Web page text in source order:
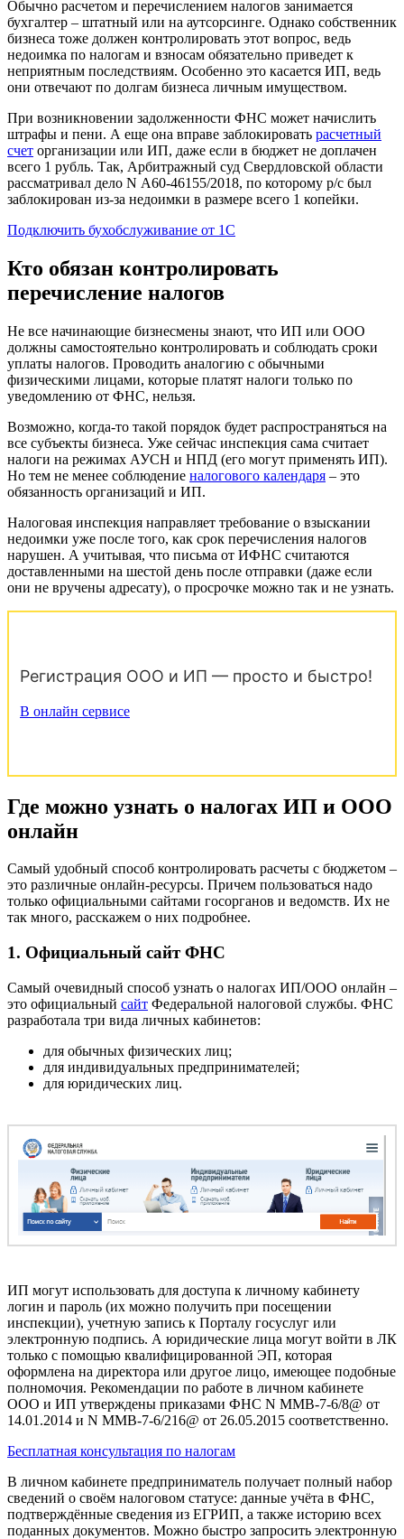
Обычно расчетом и перечислением налогов занимается
бухгалтер – штатный или на аутсорсинге. Однако собственник
бизнеса тоже должен контролировать этот вопрос, ведь
недоимка по налогам и взносам обязательно приведет к
неприятным последствиям. Особенно это касается ИП, ведь
они отвечают по долгам бизнеса личным имуществом.
При возникновении задолженности ФНС может начислить
штрафы и пени. А еще она вправе заблокировать расчетный
счет организации или ИП, даже если в бюджет не доплачен
всего 1 рубль. Так, Арбитражный суд Свердловской области
рассматривал дело N А60-46155/2018, по которому р/с был
заблокирован из-за недоимки в размере всего 1 копейки.
Подключить бухобслуживание от 1С
Кто обязан контролировать
перечисление налогов
Не все начинающие бизнесмены знают, что ИП или ООО
должны самостоятельно контролировать и соблюдать сроки
уплаты налогов. Проводить аналогию с обычными
физическими лицами, которые платят налоги только по
уведомлению от ФНС, нельзя.
Возможно, когда-то такой порядок будет распространяться на
все субъекты бизнеса. Уже сейчас инспекция сама считает
налоги на режимах АУСН и НПД (его могут применять ИП).
Но тем не менее соблюдение налогового календаря – это
обязанность организаций и ИП.
Налоговая инспекция направляет требование о взыскании
недоимки уже после того, как срок перечисления налогов
нарушен. А учитывая, что письма от ИФНС считаются
доставленными на шестой день после отправки (даже если
они не вручены адресату), о просрочке можно так и не узнать.
Регистрация ООО и ИП — просто и быстро!
В онлайн сервисе
Где можно узнать о налогах ИП и ООО
онлайн
Самый удобный способ контролировать расчеты с бюджетом –
это различные онлайн-ресурсы. Причем пользоваться надо
только официальными сайтами госорганов и ведомств. Их не
так много, расскажем о них подробнее.
1. Официальный сайт ФНС
Самый очевидный способ узнать о налогах ИП/ООО онлайн –
это официальный сайт Федеральной налоговой службы. ФНС
разработала три вида личных кабинетов:
для обычных физических лиц;
для индивидуальных предпринимателей;
для юридических лиц.
ИП могут использовать для доступа к личному кабинету
логин и пароль (их можно получить при посещении
инспекции), учетную запись к Порталу госуслуг или
электронную подпись. А юридические лица могут войти в ЛК
только с помощью квалифицированной ЭП, которая
оформлена на директора или другое лицо, имеющее подобные
полномочия. Рекомендации по работе в личном кабинете
ООО и ИП утверждены приказами ФНС N ММВ-7-6/8@ от
14.01.2014 и N ММВ-7-6/216@ от 26.05.2015 соответственно.
Бесплатная консультация по налогам
В личном кабинете предприниматель получает полный набор
сведений о своём налоговом статусе: данные учёта в ФНС,
подтверждённые сведения из ЕГРИП, а также историю всех
поданных документов. Можно быстро запросить электронную